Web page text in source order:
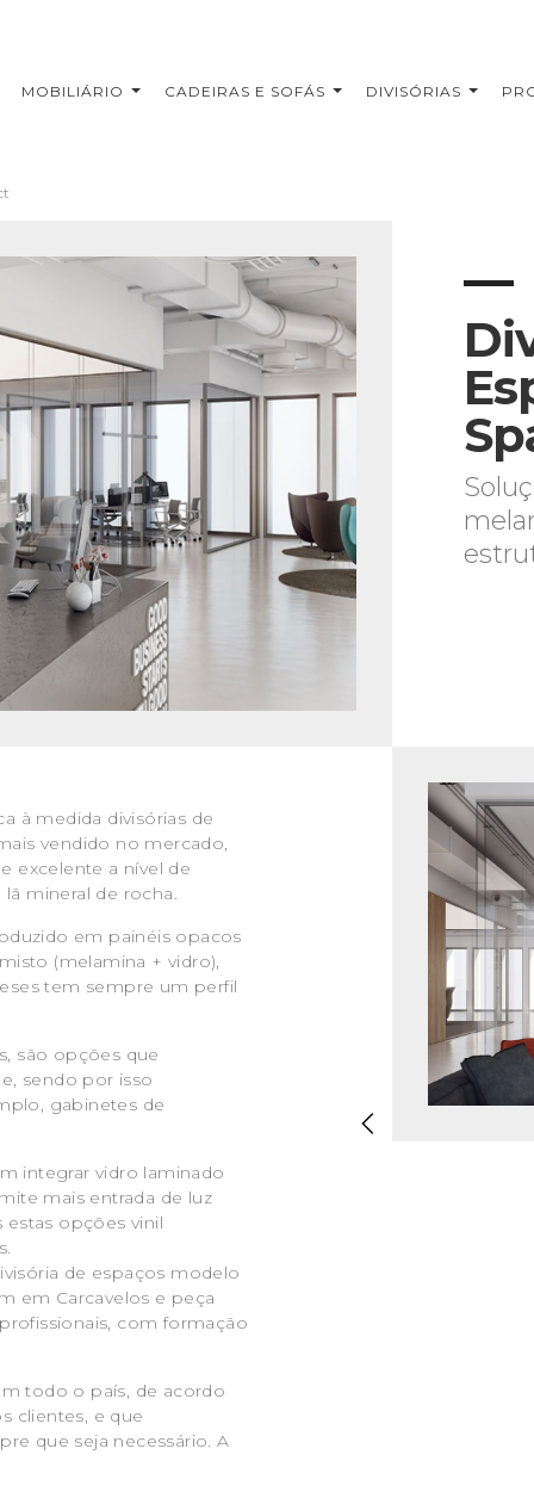
MOBILIÁRIO CADEIRAS E SOFÁS DIVISÓRIAS
à medida divisórias de
vendido no mercado,
excelente a nível de
mineral de rocha.
em painéis opacos
(melamina + vidro),
tem sempre um perfil
são opções que
sendo por isso
gabinetes de
integrar vidro laminado
mais entrada de luz
estas opções vinil
de espaços modelo
em Carcavelos e peça
com formação
todo o país, de acordo
clientes, e que
que seja necessário. A